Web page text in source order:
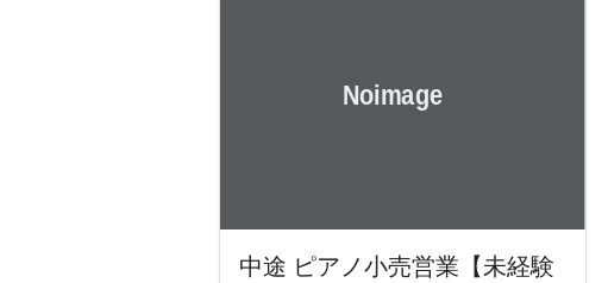
中途 ピアノ小売営業【未経験